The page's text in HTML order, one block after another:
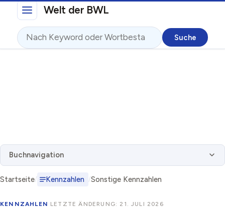
Direkt zum InhaltWelt der BWL
Suche
Buchnavigation
Startseite Kennzahlen Sonstige Kennzahlen
KENNZAHLEN · LETZTE ÄNDERUNG: 21. JULI 2026